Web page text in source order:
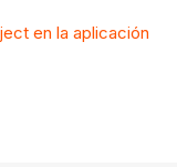
en la aplicación